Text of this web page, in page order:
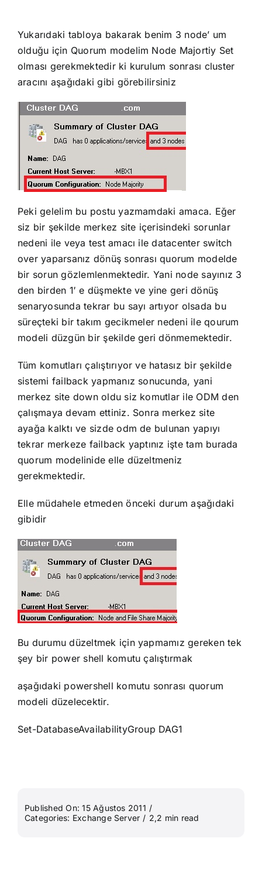
Yukarıdaki tabloya bakarak benim 3 node’ um
olduğu için Quorum modelim Node Majortiy Set
olması gerekmektedir ki kurulum sonrası cluster
aracını aşağıdaki gibi görebilirsiniz
Peki gelelim bu postu yazmamdaki amaca. Eğer
siz bir şekilde merkez site içerisindeki sorunlar
nedeni ile veya test amacı ile datacenter switch
over yaparsanız dönüş sonrası quorum modelde
bir sorun gözlemlenmektedir. Yani node sayınız 3
den birden 1′ e düşmekte ve yine geri dönüş
senaryosunda tekrar bu sayı artıyor olsada bu
süreçteki bir takım gecikmeler nedeni ile qourum
modeli düzgün bir şekilde geri dönmemektedir.
Tüm komutları çalıştırıyor ve hatasız bir şekilde
sistemi failback yapmanız sonucunda, yani
merkez site down oldu siz komutlar ile ODM den
çalışmaya devam ettiniz. Sonra merkez site
ayağa kalktı ve sizde odm de bulunan yapıyı
tekrar merkeze failback yaptınız işte tam burada
quorum modelinide elle düzeltmeniz
gerekmektedir.
Elle müdahele etmeden önceki durum aşağıdaki
gibidir
Bu durumu düzeltmek için yapmamız gereken tek
şey bir power shell komutu çalıştırmak
aşağıdaki powershell komutu sonrası quorum
modeli düzelecektir.
Set-DatabaseAvailabilityGroup DAG1
Published On: 15 Ağustos 2011 /
Categories: Exchange Server / 2,2 min read